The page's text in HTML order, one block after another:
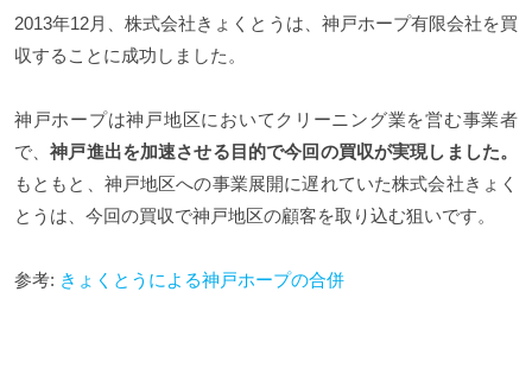
2013年12月、株式会社きょくとうは、神戸ホープ有限会社を買
収することに成功しました。
神戸ホープは神戸地区においてクリーニング業を営む事業者
で、神戸進出を加速させる目的で今回の買収が実現しました。
もともと、神戸地区への事業展開に遅れていた株式会社きょく
とうは、今回の買収で神戸地区の顧客を取り込む狙いです。
参考: きょくとうによる神戸ホープの合併